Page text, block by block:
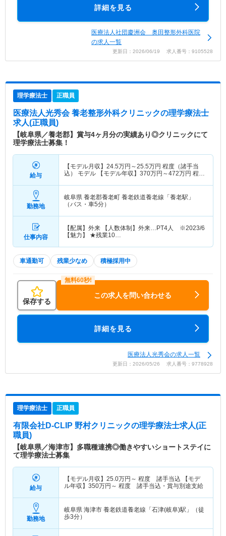
詳細を見る
医療法人社団慶洲会 奥田整形外科医院
の求人一覧
更新日：2026/06/19 求人番号：9105528
理学療法士 正職員
医療法人光秀会 養老整形外科クリニックの理学療法士
求人(正職員)
【岐阜県／養老郡】賞与4ヶ月分の実績あり◎クリニックにて
理学療法士募集！
給与
【モデル月収】 24.5万円～25.5万円 程度（諸手当
込） モデル 【モデル年収】 370万円～472万円 程度
勤務地
岐阜県 養老郡養老町 養老鉄道養老線「養老駅」
（バス・車5分）
仕事内容
【配属】外来 【人数体制】外来…PT4人 ※2023/6
【魅力】 ★残業10…
車通勤可 残業少なめ 積極採用中
保存する
この求人を問い合わせる
詳細を見る
医療法人光秀会の求人一覧
更新日：2026/05/26 求人番号：9778928
理学療法士 正職員
有限会社D-CLIP 野村クリニックの理学療法士求人(正
職員)
【岐阜県／海津市】多職種連携◎働きやすいショートステイに
て理学療法士募集
給与
【モデル月収】 25.0万円～ 程度 諸手当込 【モデ
ル年収】 350万円～ 程度 諸手当込・賞与別途支給
勤務地
岐阜県 海津市 養老鉄道養老線「石津(岐阜)駅」（徒
歩3分）